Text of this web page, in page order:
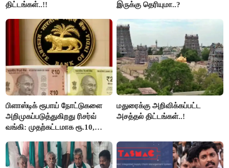
திட்டங்கள்..!!
இருக்கு தெரியுமா..?
பிளாஸ்டிக் ரூபாய் நோட்டுகளை
அறிமுகப்படுத்துகிறது ரிசர்வ்
வங்கி: முதற்கட்டமாக ரூ.10,
மதுரைக்கு அறிவிக்கப்பட்ட
அசத்தல் திட்டங்கள்..!